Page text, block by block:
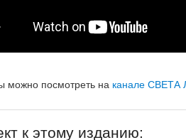
можно посмотреть на канале СВЕТА
к этому изданию: